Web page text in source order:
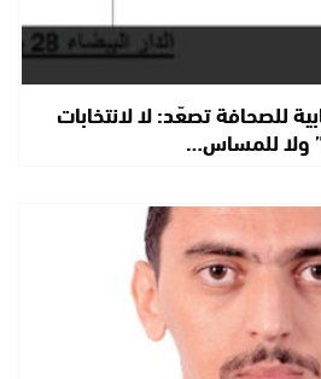
للصحافة تصعّد: لا لانتخابات
ولا للمساس…